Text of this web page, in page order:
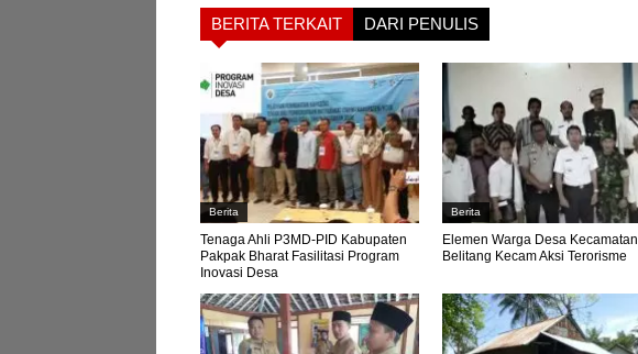
BERITA TERKAIT DARI PENULIS
Berita
Tenaga Ahli P3MD-PID Kabupaten
Pakpak Bharat Fasilitasi Program
Inovasi Desa
Berita
Elemen Warga Desa Kecamatan
Belitang Kecam Aksi Terorisme